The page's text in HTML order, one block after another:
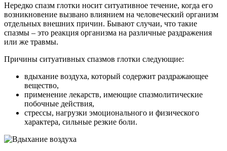
Нередко спазм глотки носит ситуативное течение, когда его
возникновение вызвано влиянием на человеческий организм
отдельных внешних причин. Бывают случаи, что такие
спазмы – это реакция организма на различные раздражения
или же травмы.
Причины ситуативных спазмов глотки следующие:
вдыхание воздуха, который содержит раздражающее
вещество,
применение лекарств, имеющие спазмолитические
побочные действия,
стрессы, нагрузки эмоционального и физического
характера, сильные резкие боли.